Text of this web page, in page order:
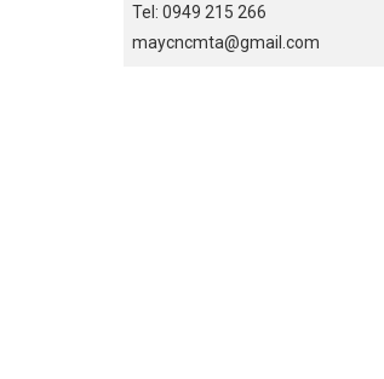
Tel: 0949 215 266
maycncmta@gmail.com